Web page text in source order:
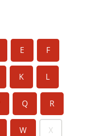
E F
K L
Q R
W X